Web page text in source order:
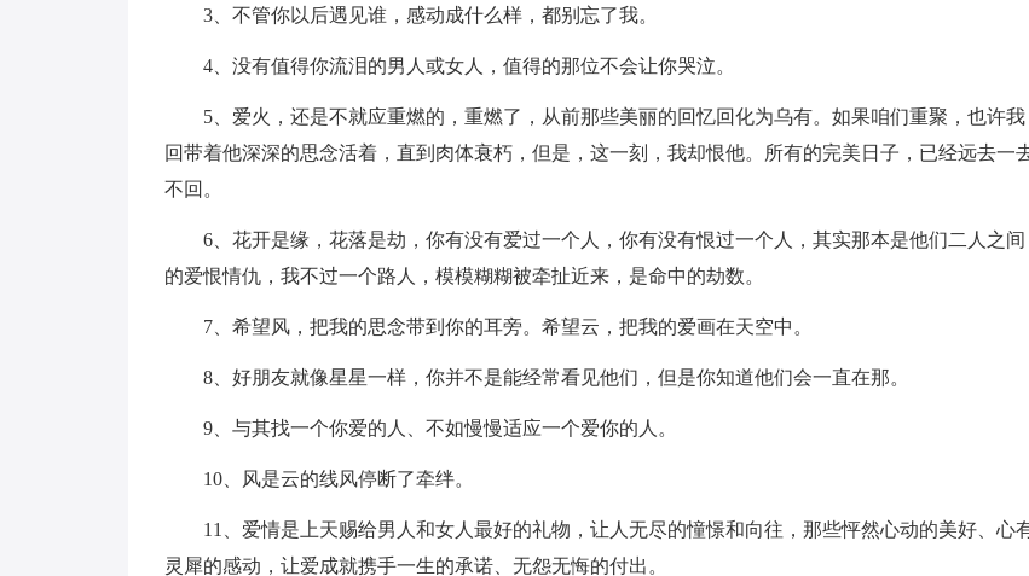
3、不管你以后遇见谁，感动成什么样，都别忘了我。
4、没有值得你流泪的男人或女人，值得的那位不会让你哭泣。
5、爱火，还是不就应重燃的，重燃了，从前那些美丽的回忆回化为乌有。如果咱们重聚，也许我
回带着他深深的思念活着，直到肉体衰朽，但是，这一刻，我却恨他。所有的完美日子，已经远去一
不回。
6、花开是缘，花落是劫，你有没有爱过一个人，你有没有恨过一个人，其实那本是他们二人之间
的爱恨情仇，我不过一个路人，模模糊糊被牵扯近来，是命中的劫数。
7、希望风，把我的思念带到你的耳旁。希望云，把我的爱画在天空中。
8、好朋友就像星星一样，你并不是能经常看见他们，但是你知道他们会一直在那。
9、与其找一个你爱的人、不如慢慢适应一个爱你的人。
10、风是云的线风停断了牵绊。
11、爱情是上天赐给男人和女人最好的礼物，让人无尽的憧憬和向往，那些怦然心动的美好、心
灵犀的感动，让爱成就携手一生的承诺、无怨无悔的付出。